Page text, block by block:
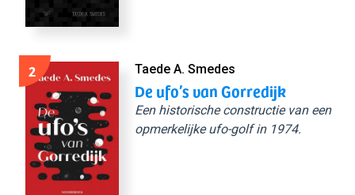
2 Taede A. Smedes
De ufo’s van Gorredijk
Een historische constructie van een
opmerkelijke ufo-golf in 1974.